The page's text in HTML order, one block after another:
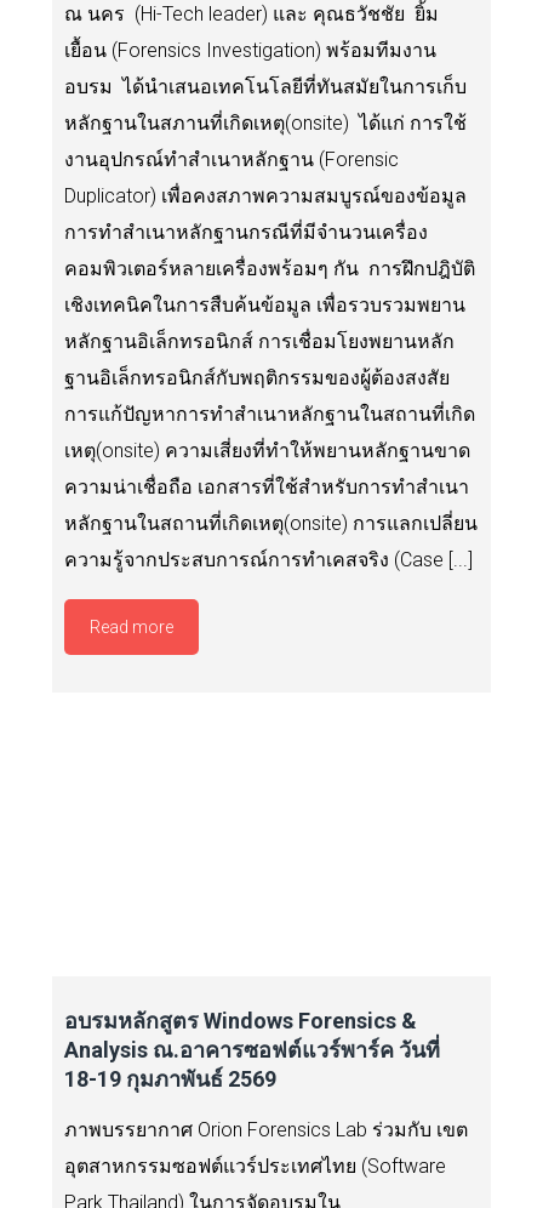
ณ นคร (Hi-Tech leader) และ คุณธวัชชัย ยิ้ม
เยื้อน (Forensics Investigation) พร้อมทีมงาน
อบรม ได้นำเสนอเทคโนโลยีที่ทันสมัยในการเก็บ
หลักฐานในสภานที่เกิดเหตุ(onsite) ได้แก่ การใช้
งานอุปกรณ์ทำสำเนาหลักฐาน (Forensic
Duplicator) เพื่อคงสภาพความสมบูรณ์ของข้อมูล
การทำสำเนาหลักฐานกรณีที่มีจำนวนเครื่อง
คอมพิวเตอร์หลายเครื่องพร้อมๆ กัน การฝึกปฎิบัติ
เชิงเทคนิคในการสืบค้นข้อมูล เพื่อรวบรวมพยาน
หลักฐานอิเล็กทรอนิกส์ การเชื่อมโยงพยานหลัก
ฐานอิเล็กทรอนิกส์กับพฤติกรรมของผู้ต้องสงสัย
การแก้ปัญหาการทำสำเนาหลักฐานในสถานที่เกิด
เหตุ(onsite) ความเสี่ยงที่ทำให้พยานหลักฐานขาด
ความน่าเชื่อถือ เอกสารที่ใช้สำหรับการทำสำเนา
หลักฐานในสถานที่เกิดเหตุ(onsite) การแลกเปลี่ยน
ความรู้จากประสบการณ์การทำเคสจริง (Case [...]
Read more
อบรมหลักสูตร Windows Forensics &
Analysis ณ.อาคารซอฟต์แวร์พาร์ค วันที่
18-19 กุมภาพันธ์ 2569
ภาพบรรยากาศ Orion Forensics Lab ร่วมกับ เขต
อุตสาหกรรมซอฟต์แวร์ประเทศไทย (Software
Park Thailand) ในการจัดอบรมใน